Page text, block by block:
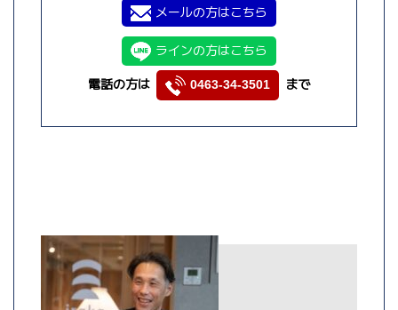
メールの方はこちら
ラインの方はこちら
電話の方は 0463-34-3501 まで